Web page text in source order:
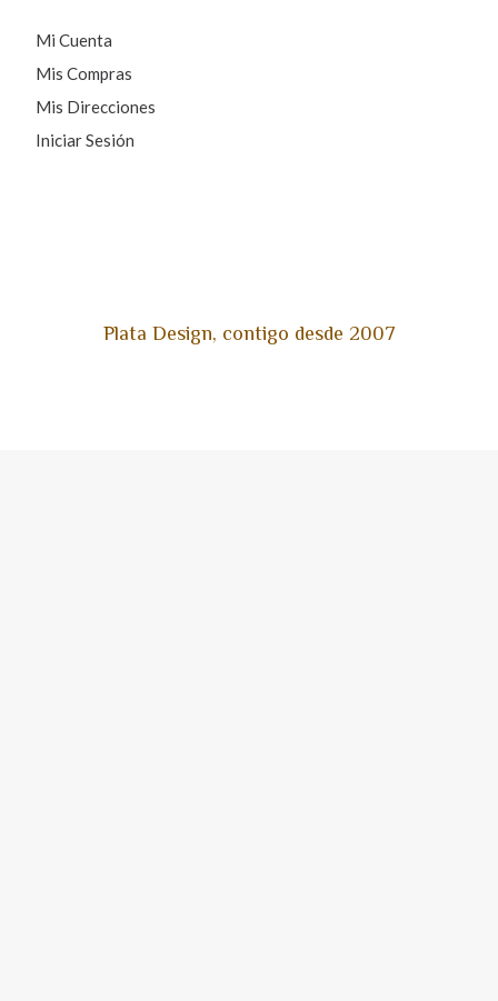
Mi Cuenta
Mis Compras
Mis Direcciones
Iniciar Sesión
Plata Design, contigo desde 2007